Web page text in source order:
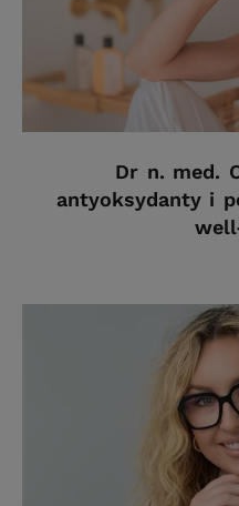
Dr n. med.
antyoksydanty i